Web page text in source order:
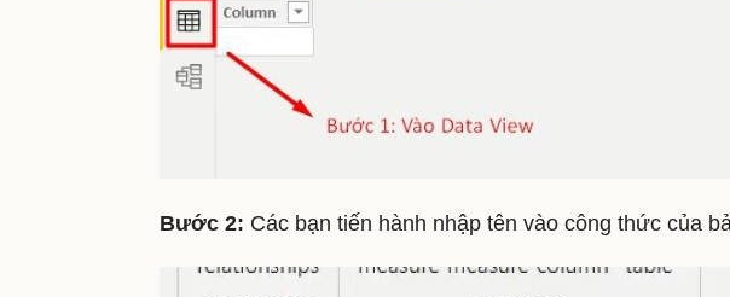
Bước 2: Các bạn tiến hành nhập tên vào công thức của